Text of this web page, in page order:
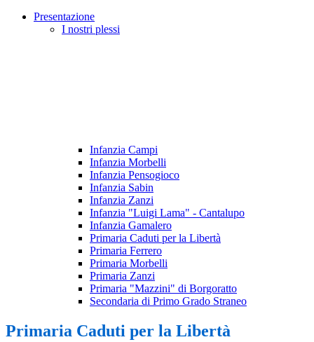
Presentazione
I nostri plessi
Infanzia Campi
Infanzia Morbelli
Infanzia Pensogioco
Infanzia Sabin
Infanzia Zanzi
Infanzia "Luigi Lama" - Cantalupo
Infanzia Gamalero
Primaria Caduti per la Libertà
Primaria Ferrero
Primaria Morbelli
Primaria Zanzi
Primaria "Mazzini" di Borgoratto
Secondaria di Primo Grado Straneo
Primaria Caduti per la Libertà